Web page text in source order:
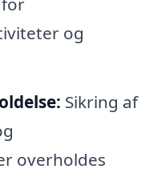
og
Sikring af
overholdes